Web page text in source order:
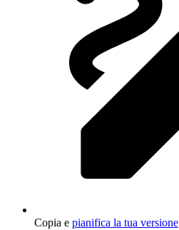
Copia e pianifica la tua versione